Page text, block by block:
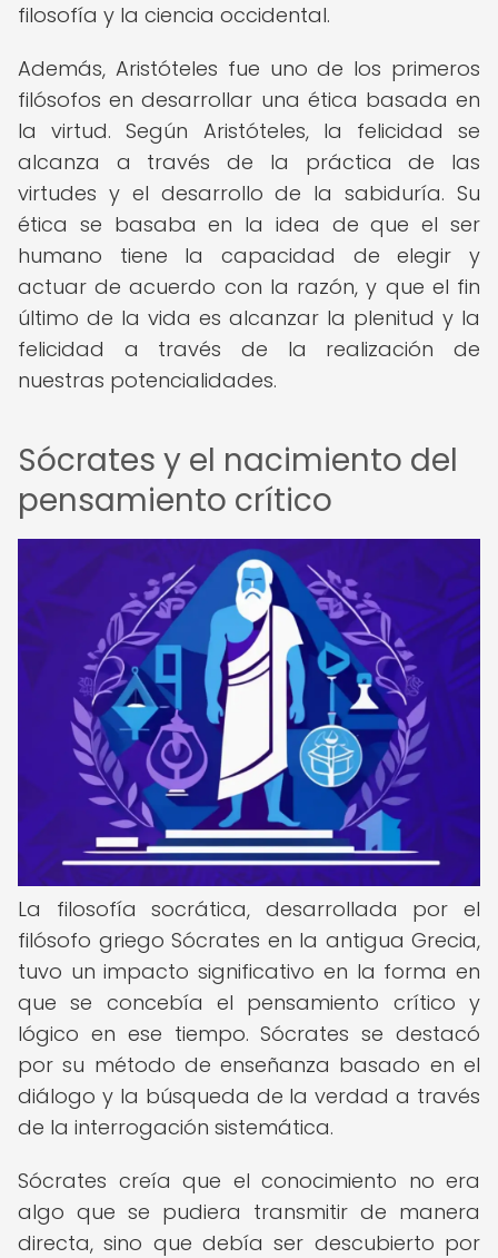
filosofía y la ciencia occidental.
Además, Aristóteles fue uno de los primeros
filósofos en desarrollar una ética basada en
la virtud. Según Aristóteles, la felicidad se
alcanza a través de la práctica de las
virtudes y el desarrollo de la sabiduría. Su
ética se basaba en la idea de que el ser
humano tiene la capacidad de elegir y
actuar de acuerdo con la razón, y que el fin
último de la vida es alcanzar la plenitud y la
felicidad a través de la realización de
nuestras potencialidades.
Sócrates y el nacimiento del
pensamiento crítico
La filosofía socrática, desarrollada por el
filósofo griego Sócrates en la antigua Grecia,
tuvo un impacto significativo en la forma en
que se concebía el pensamiento crítico y
lógico en ese tiempo. Sócrates se destacó
por su método de enseñanza basado en el
diálogo y la búsqueda de la verdad a través
de la interrogación sistemática.
Sócrates creía que el conocimiento no era
algo que se pudiera transmitir de manera
directa, sino que debía ser descubierto por